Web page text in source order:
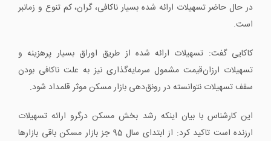
در حال حاضر تسهیلات ارائه ‌شده بسیار ناکافی، گران، کم تنوع و زمانبر
است.
کاکایی گفت: تسهیلات ارائه ‌شده از طریق اوراق بسیار پرهزینه و
تسهیلات ارزان‌قیمت مشمول سرمایه‌گذاری نیز به علت ناکافی بودن
سقف تسهیلات نتوانسته در رونق‌دهی بازار مسکن موثر قلمداد شود.
این کارشناس با بیان اینکه رشد بخش مسکن درگرو ارائه تسهیلات
ارزنده است تاکید کرد: از ابتدای سال 95 ‌جز بازار مسکن باقی بازارها